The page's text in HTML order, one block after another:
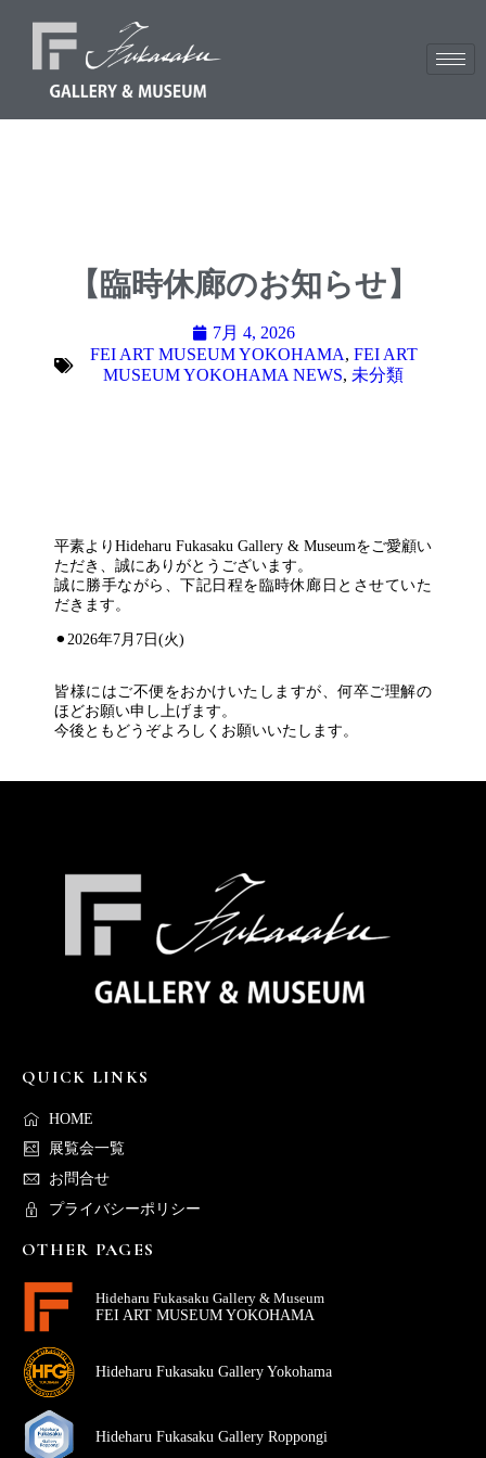
【臨時休廊のお知らせ】
7月 4, 2026
FEI ART MUSEUM YOKOHAMA, FEI ART
MUSEUM YOKOHAMA NEWS, 未分類
平素よりHideharu Fukasaku Gallery & Museumをご愛顧い
ただき、誠にありがとうございます。
誠に勝手ながら、下記日程を臨時休廊日とさせていた
だきます。
⚫︎2026年7月7日(火)
皆様にはご不便をおかけいたしますが、何卒ご理解の
ほどお願い申し上げます。
今後ともどうぞよろしくお願いいたします。
QUICK LINKS
HOME
展覧会一覧
お問合せ
プライバシーポリシー
OTHER PAGES
Hideharu Fukasaku Gallery & Museum
FEI ART MUSEUM YOKOHAMA
Hideharu Fukasaku Gallery Yokohama
Hideharu Fukasaku Gallery Roppongi